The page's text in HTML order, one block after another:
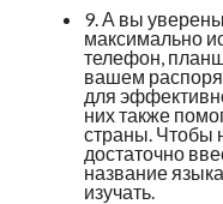
9. А вы
максимально
телефон,
вашем
для
них также
страны. Чтобы
достаточно
название
изучать.